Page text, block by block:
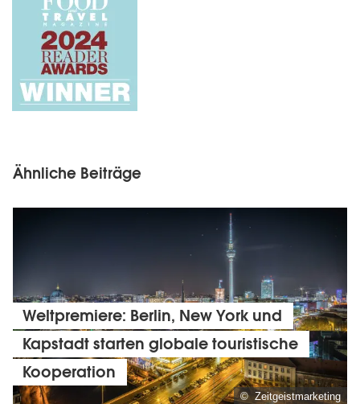
Ähnliche Beiträge
© Zeitgeistmarketing
Weltpremiere: Berlin, New York und
Kapstadt starten globale touristische
Kooperation